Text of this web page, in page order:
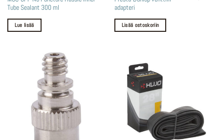
Tube Sealant 300 ml
Lue lisää
adapteri
Lisää ostoskoriin